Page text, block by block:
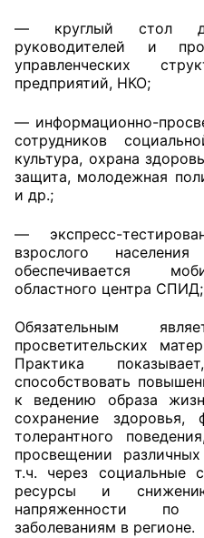
Члены ОП КО
Документы ОП КО
Кодекс этики ОП КО
Положения
Рекомендации
Порядок работы ЦОН
Аппарат ОП КО
УСТАВ ГКУ “АППАРАТ
Доходы
— круглый стол
руководителей и
управленческих
предприятий, НКО;
— информационно-
сотрудников
культура, охрана
защита, молодежная
и др.;
— экспресс-
взрослого
обеспечивается
областного центра СПИД;
Обязательным
просветительских
Практика
способствовать
к ведению образа
сохранение здоровья,
толерантного
просвещении
т.ч. через социальные
ресурсы и снижению
напряженности по
заболеваниям в регионе.